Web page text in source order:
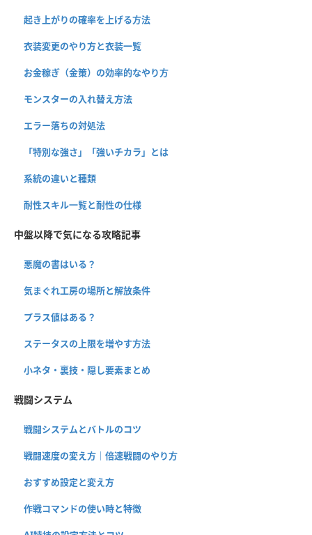
起き上がりの確率を上げる方法
衣装変更のやり方と衣装一覧
お金稼ぎ（金策）の効率的なやり方
モンスターの入れ替え方法
エラー落ちの対処法
「特別な強さ」「強いチカラ」とは
系統の違いと種類
耐性スキル一覧と耐性の仕様
中盤以降で気になる攻略記事
悪魔の書はいる？
気まぐれ工房の場所と解放条件
プラス値はある？
ステータスの上限を増やす方法
小ネタ・裏技・隠し要素まとめ
戦闘システム
戦闘システムとバトルのコツ
戦闘速度の変え方｜倍速戦闘のやり方
おすすめ設定と変え方
作戦コマンドの使い時と特徴